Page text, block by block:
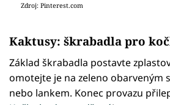
Zdroj: Pinterest.com
Kaktusy: škrabadla pro
Základ škrabadla postavte
omotejte je na zeleno obarveným
nebo lankem. Konec provazu